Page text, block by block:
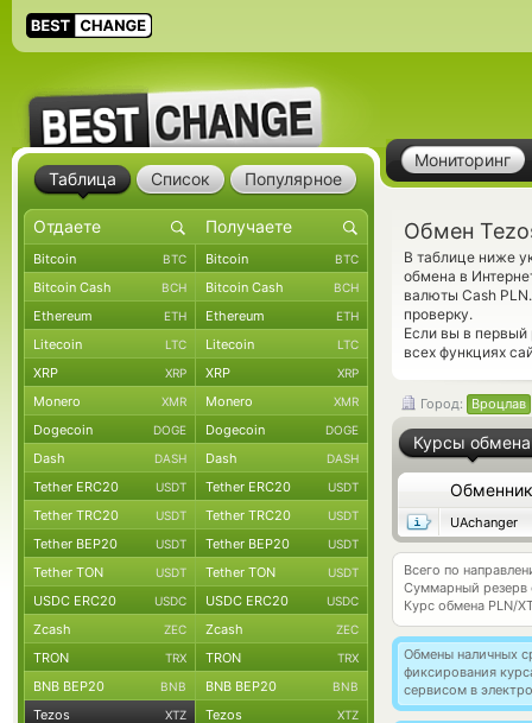
Мониторинг
Обмен
В таблице ниже
обмена в
валюты Cash
проверку.
Если вы в первый
всех функциях
Город: Вроцлав
Курсы обмена
Обменник
UAchanger
Всего по
Суммарный резерв
Курс обмена PLN/
Обмены наличных
фиксирования
сервисом в
Таблица Список Популярное
Bitcoin BTC Bitcoin BTC
Bitcoin Cash BCH Bitcoin Cash BCH
Ethereum ETH Ethereum ETH
Litecoin LTC Litecoin LTC
XRP XRP XRP XRP
Monero XMR Monero XMR
Dogecoin DOGE Dogecoin DOGE
Dash DASH Dash DASH
Tether ERC20 USDT Tether ERC20 USDT
Tether TRC20 USDT Tether TRC20 USDT
Tether BEP20 USDT Tether BEP20 USDT
Tether TON USDT Tether TON USDT
USDC ERC20 USDC USDC ERC20 USDC
Zcash ZEC Zcash ZEC
TRON TRX TRON TRX
BNB BEP20 BNB BNB BEP20 BNB
Tezos XTZ Tezos XTZ